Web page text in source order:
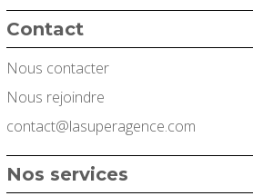
Contact
Nous contacter
Nous rejoindre
contact@lasuperagence.com
Nos services